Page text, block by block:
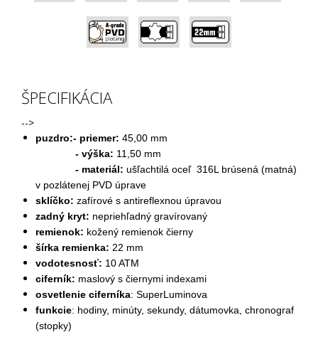
ŠPECIFIKÁCIA
-->
puzdro:- priemer: 45,00 mm
- výška: 11,50 mm
- materiál: ušľachtilá oceľ 316L brúsená (matná)
v pozlátenej PVD úprave
sklíčko: zafírové s antireflexnou úpravou
zadný kryt: nepriehľadný gravírovaný
remienok: kožený remienok čierny
šírka remienka: 22 mm
vodotesnosť: 10 ATM
ciferník: maslový s čiernymi indexami
osvetlenie ciferníka: SuperLuminova
funkcie: hodiny, minúty, sekundy, dátumovka, chronograf
(stopky)